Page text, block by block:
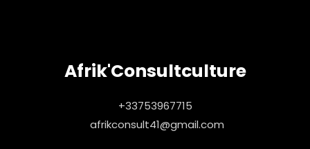
Afrik'Consultculture
+33753967715
afrikconsult41@gmail.com